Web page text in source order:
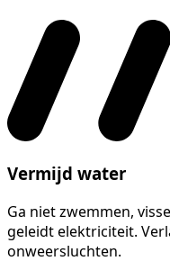
Vermijd water
Ga niet zwemmen,
geleidt elektriciteit.
onweersluchten.